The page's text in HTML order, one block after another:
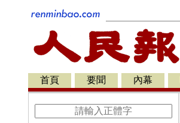
首頁 要聞 內幕